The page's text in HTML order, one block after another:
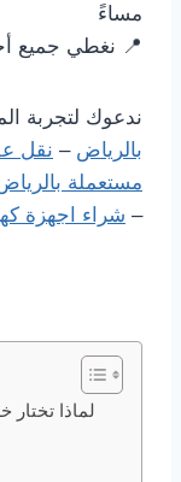
مساءً
📍 نغطي جميع
ندعوك لتجربة
بالرياض – نقل
مستعملة
– شراء اجهزة
لماذا